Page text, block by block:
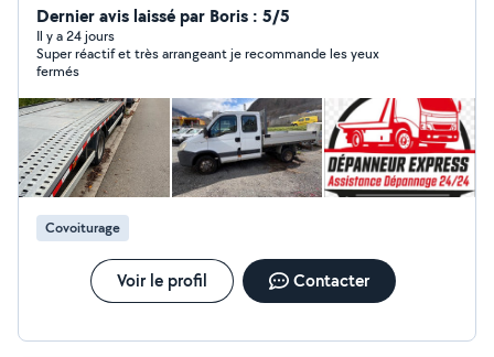
Dernier avis laissé par Boris : 5/5
Il y a 24 jours
Super réactif et très arrangeant je recommande les yeux
fermés
Covoiturage
Voir le profil Contacter